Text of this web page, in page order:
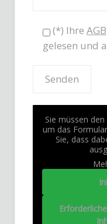
(*) Ihre AGB
gelesen und
Sie müssen
um das
Sie, dass